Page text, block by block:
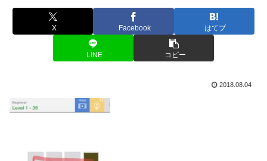
X Facebook はてブ
LINE コピー
2018.08.04